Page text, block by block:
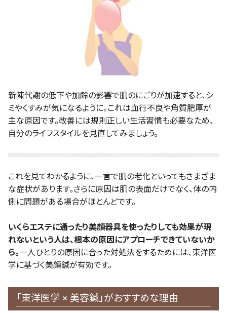
新陳代謝の低下や加齢の影響で肌のにごりが加速すると、シ
ミやくすみが気になるように。これは血行不良や角質肥厚が
主な原因です。改善には規則正しい生活習慣も必要なため、
自分のライフスタイルを見直してみましょう。
これを見てわかるように、一言で肌の老化といってもさまざま
な症状があります。さらに原因は肌の表面だけでなく、体の内
側に問題がある場合がほとんどです。
いくらエステに通ったり美顔器具を使ったりしても効果が現
れないという人は、根本の原因にアプローチできていないか
ら。一人ひとりの原因に合った対処法をするためには、東洋医
学に基づく美顔鍼が有効です。
「東洋医学 × 美容鍼」がおすすめな理由